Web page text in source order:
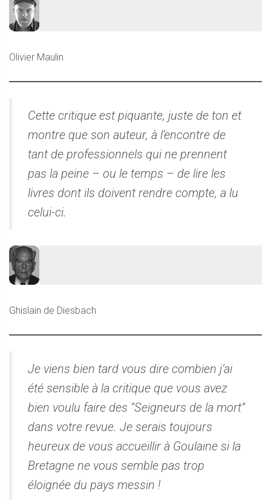
Olivier Maulin
Cette critique est piquante, juste de ton et
montre que son auteur, à l’encontre de
tant de professionnels qui ne prennent
pas la peine – ou le temps – de lire les
livres dont ils doivent rendre compte, a lu
celui-ci.
Ghislain de Diesbach
Je viens bien tard vous dire combien j’ai
été sensible à la critique que vous avez
bien voulu faire des “Seigneurs de la mort”
dans votre revue. Je serais toujours
heureux de vous accueillir à Goulaine si la
Bretagne ne vous semble pas trop
éloignée du pays messin !